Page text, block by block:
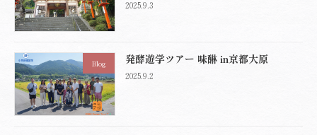
2025.9.3
Blog 発酵遊学ツアー 味醂 in京都大原
2025.9.2